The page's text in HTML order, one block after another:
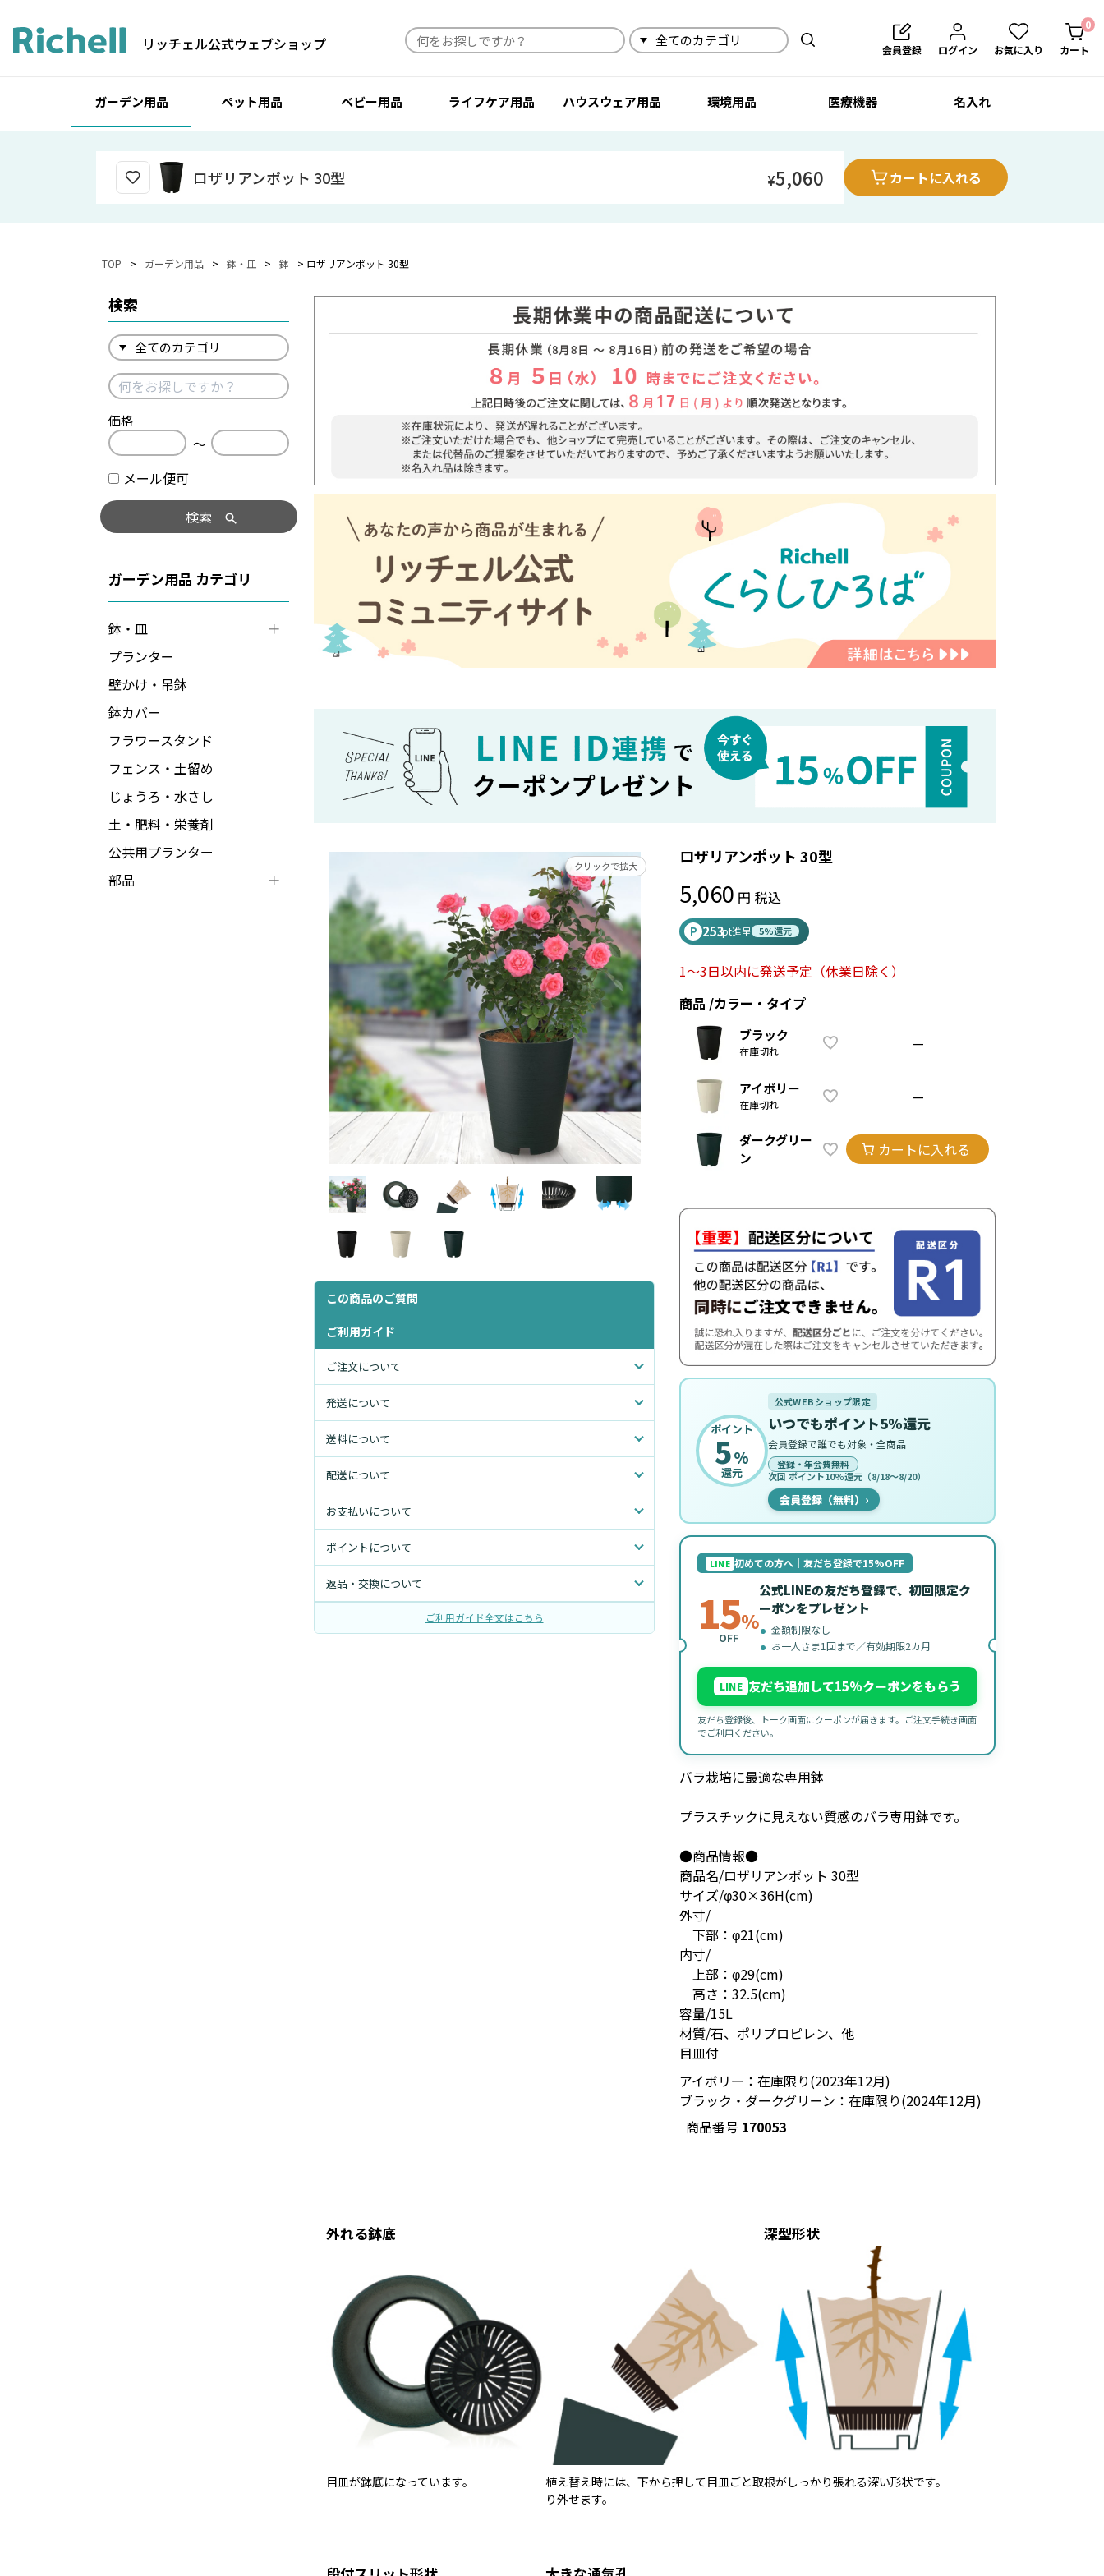
リッチェル公式ウェブショップ 検索 会員登録 ログイン お気に入り カート
0
ガーデン用品 ペット用品 ベビー用品 ライフケア用品 ハウスウェア用品 環境用品 医療機器 名入れ
ロザリアンポット 30型 ¥5,060 カートに入れる
TOP ガーデン用品 鉢・皿 鉢 ロザリアンポット 30型
検索
価格
〜
メール便可
検索
ガーデン用品
鉢・皿
プランター
壁かけ・吊鉢
鉢カバー
フラワースタンド
フェンス・土留め
じょうろ・水さし
土・肥料・栄養剤
公共用プランター
部品
クリックで拡大
この商品のご質問
ご利用ガイド
ご注文について
発送について
送料について
配送について
お支払いについて
ポイントについて
返品・交換について
ご利用ガイド全文はこちら
ロザリアンポット 30型
5,060 税込
P 253pt進呈 5%還元
1～3日以内に発送予定 （休業日除く）
商品 カラー・タイプ
ブラック
在庫切れ —
アイボリー
在庫切れ —
ダークグリー
ン
カートに入れる
ポイント
5%
還元
公式WEBショップ限定
いつでもポイント5%還元
会員登録で誰でも対象・全商品
登録・年会費無料
次回 ポイント10%還元（8/18〜8/20）
会員登録（無料） ›
LINE 初めての方へ｜友だち登録で15%OFF
15%
OFF
公式LINEの友だち登録で、初回限定ク
ーポンをプレゼント
金額制限なし
お一人さま1回まで／有効期限2カ月
LINE 友だち追加して15%クーポンをもらう
友だち登録後、トーク画面にクーポンが届きます。ご注文手続き画面
でご利用ください。
バラ栽培に最適な専用鉢
プラスチックに見えない質感のバラ専用鉢です。
●商品情報●
商品名/ロザリアンポット 30型
サイズ/φ30×36H(cm)
外寸/
下部：φ21(cm)
内寸/
上部：φ29(cm)
高さ：32.5(cm)
容量/15L
材質/石、ポリプロピレン、他
目皿付
アイボリー：在庫限り(2023年12月)
ブラック・ダークグリーン：在庫限り(2024年12月)
商品番号 170053
外れる鉢底
目皿が鉢底になっています。
植え替え時には、下から押して目皿ごと取
り外せます。
深型形状
根がしっかり張れる深い形状です。